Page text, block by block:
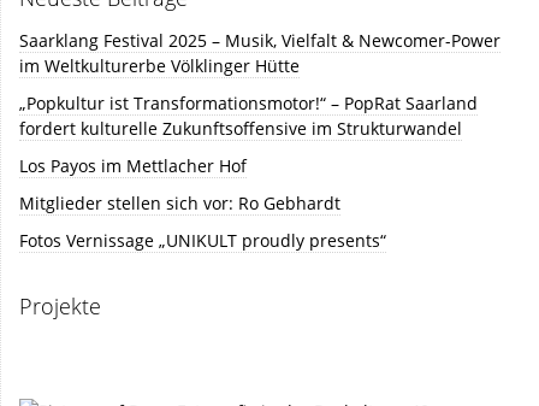
Saarklang Festival 2025 – Musik, Vielfalt & Newcomer-Power
im Weltkulturerbe Völklinger Hütte
„Popkultur ist Transformationsmotor!“ – PopRat Saarland
fordert kulturelle Zukunftsoffensive im Strukturwandel
Los Payos im Mettlacher Hof
Mitglieder stellen sich vor: Ro Gebhardt
Fotos Vernissage „UNIKULT proudly presents“
Projekte